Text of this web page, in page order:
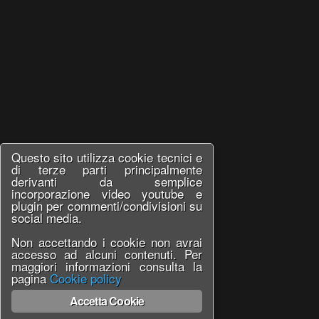
Questo sito utilizza cookie tecnici e
di terze parti principalmente
derivanti da semplice
incorporazione video youtube e
plugin per commenti/condivisioni su
social media.
Non accettando i cookie non avrai
accesso ad alcuni contenuti. Per
maggiori informazioni consulta la
paginaCookie policy
Accetta Cookie